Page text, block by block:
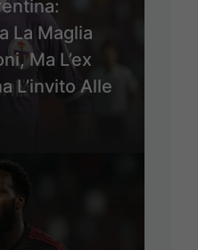
La Maglia
Ma L’ex
L’invito Alle